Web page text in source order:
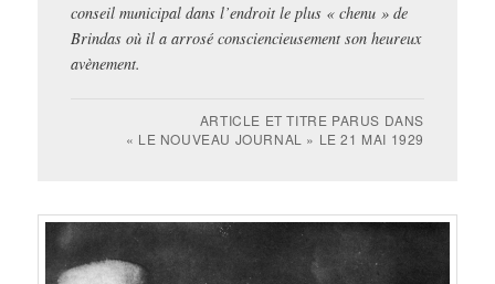
conseil municipal dans l’endroit le plus « chenu » de
Brindas où il a arrosé consciencieusement son heureux
avènement.
ARTICLE ET TITRE PARUS DANS
« LE NOUVEAU JOURNAL » LE 21 MAI 1929